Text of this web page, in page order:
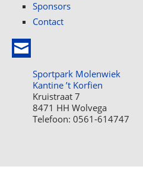
Sponsors
Contact
Sportpark Molenwiek
Kantine ’t Korfien
Kruistraat 7
8471 HH Wolvega
Telefoon: 0561-614747